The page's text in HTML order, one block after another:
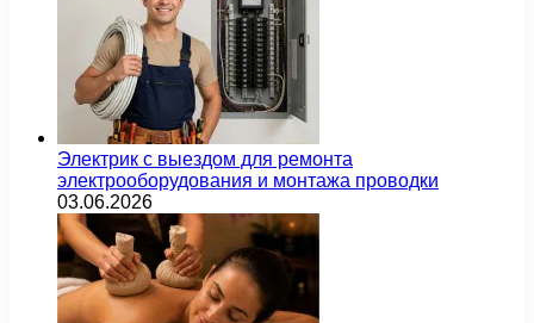
Электрик с выездом для ремонта
электрооборудования и монтажа проводки
03.06.2026